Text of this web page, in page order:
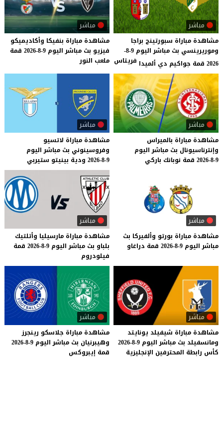
مباشر
مشاهدة مباراة سبورتينج براجا
وموريرينسي بث مباشر اليوم 9-8-
2026 قمة جواكيم دي ألميدا
فريتاس
مباشر
مشاهدة مباراة بنفيكا وأكاديميكو
فيزيو بث مباشر اليوم 9-8-2026
قمة
ملعب النور
مباشر
مشاهدة مباراة بالميراس
وإنترناسيونال بث مباشر اليوم
9-8-2026
قمة نوبانك باركي
مباشر
مشاهدة مباراة لاتسيو
وفروسينوني بث مباشر اليوم
9-8-2026
ودية بينيتو ستيربي
مباشر
مشاهدة مباراة بورتو وألفيركا بث
مباشر اليوم 9-8-2026 قمة دراغاو
مباشر
مشاهدة مباراة مارسيليا وأتلتيك
بلباو بث مباشر اليوم 9-8-2026
قمة
فيلودروم
مباشر
مشاهدة مباراة شيفيلد يونايتد
ومانسفيلد بث مباشر اليوم 9-8-2026
كأس رابطة المحترفين الإنجليزية
مباشر
مشاهدة مباراة جلاسكو رينجرز
وهيبرنيان بث مباشر اليوم 9-8-2026
قمة إيبروكس